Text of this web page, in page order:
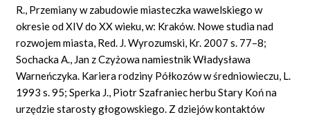
R., Przemiany w zabudowie miasteczka wawelskiego w
okresie od XIV do XX wieku, w: Kraków. Nowe studia nad
rozwojem miasta, Red. J. Wyrozumski, Kr. 2007 s. 77–8;
Sochacka A., Jan z Czyżowa namiestnik Władysława
Warneńczyka. Kariera rodziny Półkozów w średniowieczu, L.
1993 s. 95; Sperka J., Piotr Szafraniec herbu Stary Koń na
urzędzie starosty głogowskiego. Z dziejów kontaktów